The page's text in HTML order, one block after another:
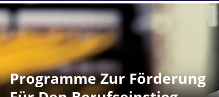
Programme Zur Förderung